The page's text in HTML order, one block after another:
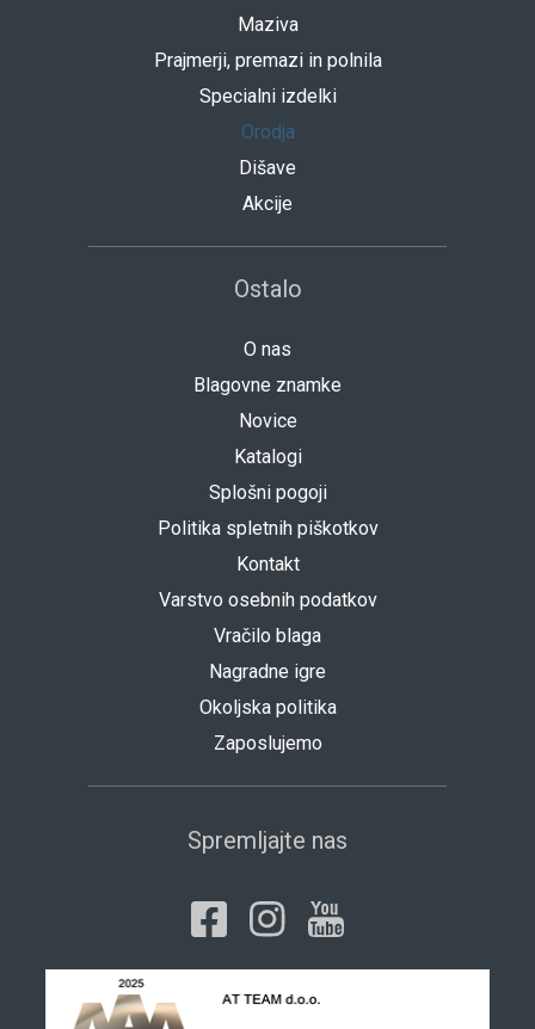
Maziva
Prajmerji, premazi in polnila
Specialni izdelki
Orodja
Dišave
Akcije
Ostalo
O nas
Blagovne znamke
Novice
Katalogi
Splošni pogoji
Politika spletnih piškotkov
Kontakt
Varstvo osebnih podatkov
Vračilo blaga
Nagradne igre
Okoljska politika
Zaposlujemo
Spremljajte nas